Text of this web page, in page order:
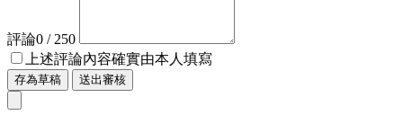
評論0 / 250
上述評論內容確實由本人填寫
存為草稿 送出審核